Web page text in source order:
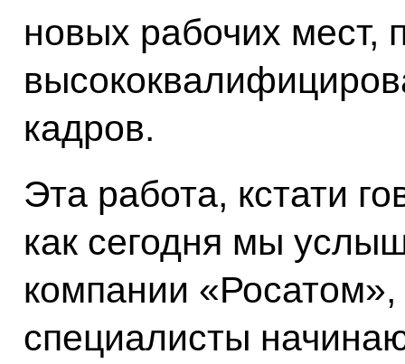
новых рабочих мест,
кадров.
Эта работа, кстати
как сегодня мы
компании
специалисты